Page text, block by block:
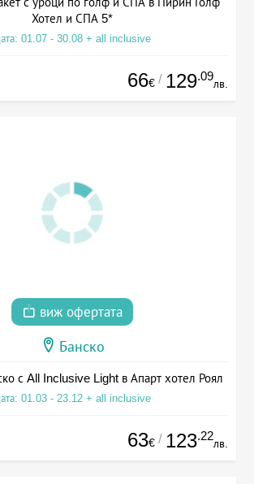
Хотел и СПА 5*
01.07 - 30.08 + all inclusive
66€ / 129.09
лв.
виж офертата
Банско
с All Inclusive Light в Апарт хотел Роял
01.03 - 23.12 + all inclusive
63€ / 123.22
лв.